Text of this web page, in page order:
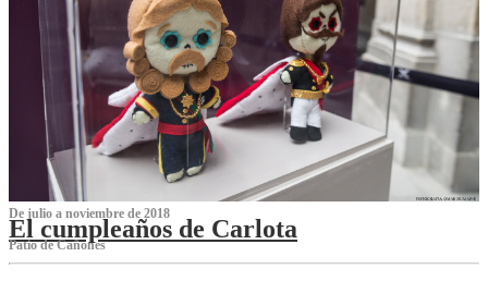
De julio a noviembre de 2018
El cumpleaños de Carlota
Patio de Cañones